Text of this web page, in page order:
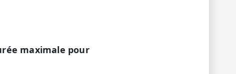
maximale pour